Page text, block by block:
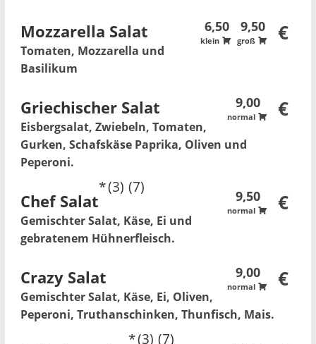
Mozzarella Salat 6,50
klein
9,50
groß €
Tomaten, Mozzarella und
Basilikum
Griechischer Salat 9,00
normal €
Eisbergsalat, Zwiebeln, Tomaten,
Gurken, Schafskäse Paprika, Oliven und
Peperoni.
Chef Salat
3 7 9,50
normal €
Gemischter Salat, Käse, Ei und
gebratenem Hühnerfleisch.
Crazy Salat 9,00
normal €
Gemischter Salat, Käse, Ei, Oliven,
Peperoni, Truthanschinken, Thunfisch, Mais.
3 7